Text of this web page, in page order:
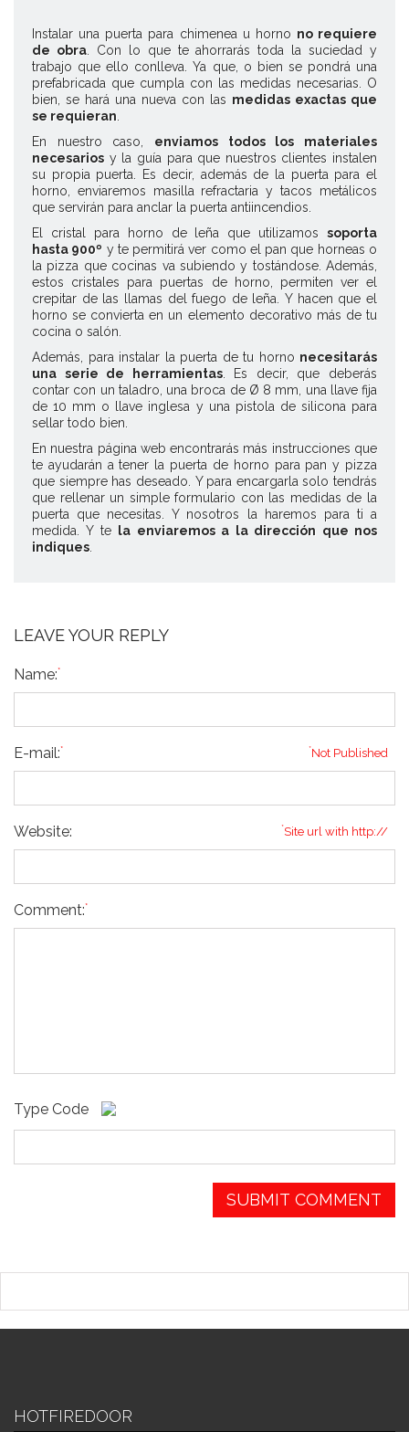
Instalar una puerta para chimenea u horno no requiere
de obra. Con lo que te ahorrarás toda la suciedad y
trabajo que ello conlleva. Ya que, o bien se pondrá una
prefabricada que cumpla con las medidas necesarias. O
bien, se hará una nueva con las medidas exactas que
se requieran
En nuestro caso, enviamos todos los materiales
necesarios y la guía para que nuestros clientes instalen
su propia puerta. Es decir, además de la puerta para el
horno, enviaremos masilla refractaria y tacos metálicos
que servirán para anclar la puerta antiincendios.
El cristal para horno de leña que utilizamos soporta
hasta 900º y te permitirá ver como el pan que horneas o
la pizza que cocinas va subiendo y tostándose. Además,
estos cristales para puertas de horno, permiten ver el
crepitar de las llamas del fuego de leña. Y hacen que el
horno se convierta en un elemento decorativo más de tu
cocina o salón.
Además, para instalar la puerta de tu horno necesitarás
una serie de herramientas. Es decir, que deberás
contar con un taladro, una broca de Ø 8 mm, una llave fija
de 10 mm o llave inglesa y una pistola de silicona para
sellar todo bien.
En nuestra página web encontrarás más instrucciones que
te ayudarán a tener la puerta de horno para pan y pizza
que siempre has deseado. Y para encargarla solo tendrás
que rellenar un simple formulario con las medidas de la
puerta que necesitas. Y nosotros la haremos para ti a
medida. Y te
la enviaremos a la dirección que nos
indiques
LEAVE YOUR REPLY
Name:*
E-mail:* *Not Published
Website: *Site url with http://
Comment:*
Type Code
HOTFIREDOOR